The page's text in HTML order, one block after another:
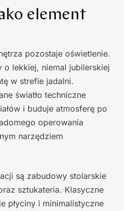
element
pozostaje oświetlenie.
o lekkiej, niemal jubilerskiej
w strefie jadalni.
światło techniczne
i buduje atmosferę po
operowania
narzędziem
są zabudowy stolarskie
sztukateria. Klasyczne
płyciny i minimalistyczne